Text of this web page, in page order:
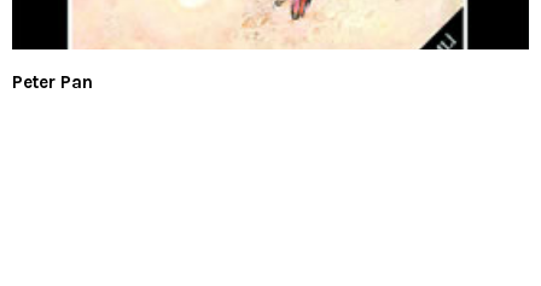
Peter Pan